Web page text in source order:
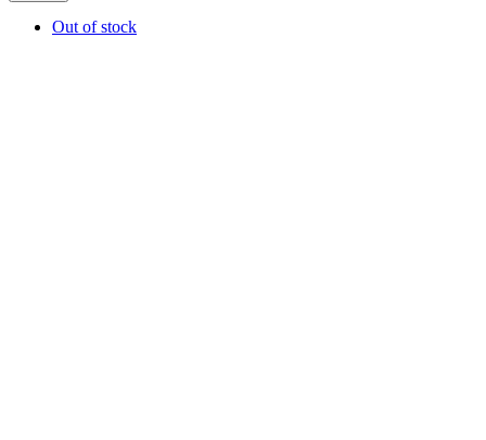
Out of stock